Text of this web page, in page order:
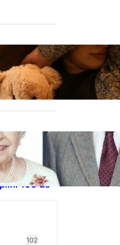
Câte Ore
în Funcție
din
și a
Pe
100 de
102